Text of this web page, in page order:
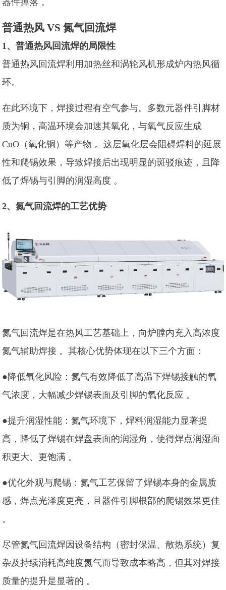
普通热风 VS 氮气回流焊
1、普通热风回流焊的局限性
普通热风回流焊利用加热丝和涡轮风机形成炉内热风循
环。
在此环境下，焊接过程有空气参与。多数元器件引脚材
质为铜，高温环境会加速其氧化，与氧气反应生成
CuO（氧化铜）等产物 。这层氧化层会阻碍焊料的延展
性和爬锡效果，导致焊接后出现明显的斑驳痕迹，且降
低了焊锡与引脚的润湿高度 。
2、氮气回流焊的工艺优势
氮气回流焊是在热风工艺基础上，向炉膛内充入高浓度
氮气辅助焊接 。其核心优势体现在以下三个方面：
●降低氧化风险：氮气有效降低了高温下焊锡接触的氧
气浓度，大幅减少焊锡表面及引脚的氧化反应 。
●提升润湿性能：氮气环境下，焊料润湿能力显著提
高，降低了焊锡在焊盘表面的润湿角，使得焊点润湿面
积更大、更饱满 。
●优化外观与爬锡：氮气工艺保留了焊锡本身的金属质
感，焊点光泽度更亮，且器件引脚根部的爬锡效果更佳
。
尽管氮气回流焊因设备结构（密封保温、散热系统）复
杂及持续消耗高纯度氮气而导致成本略高，但其对焊接
质量的提升是显著的 。